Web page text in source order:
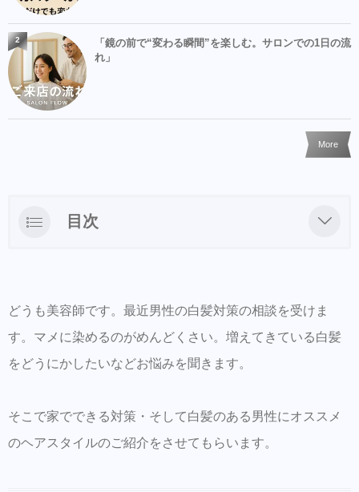
「鏡の前で“変わる瞬間”を楽しむ。サロンでの1日の流
れ」
2
More
目次
使用するホームケアの見直し
睡眠も大事
トとツイストパーマがオススメ
LINEからのご予約・ご相談・商品購入を受け
どうも美容師です。最近男性の白髪対策の相談を受けま
す。マメに染めるのがめんどくさい。増えてきている白髪
をどうにかしたいなどお悩みを聞きます。
そこで家でできる対策・そして白髪のある男性にオススメ
のヘアスタイルのご紹介をさせてもらいます。